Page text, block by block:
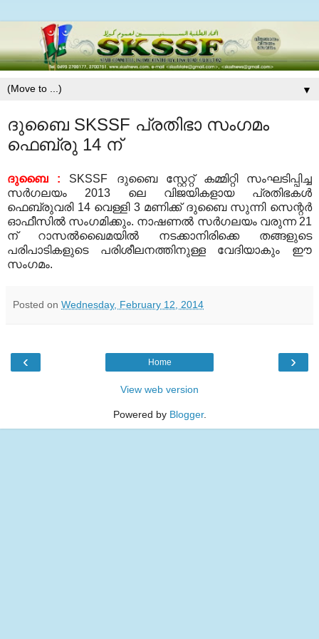
▼
ദുബൈ SKSSF പ്രതിഭാ സംഗമം
ഫെബ്രു 14 ന്
ദുബൈ : SKSSF ദുബൈ സ്റ്റേറ്റ് കമ്മിറ്റി സംഘടിപ്പിച്ച
സര്‍ഗലയം 2013 ലെ വിജയികളായ പ്രതിഭകള്‍
ഫെബ്രുവരി 14 വെള്ളി 3 മണിക്ക് ദുബൈ സുന്നി സെന്റര്‍
ഓഫീസില്‍ സംഗമിക്കും. നാഷണല്‍ സര്‍ഗലയം വരുന്ന 21
ന് റാസല്‍ഖൈമയില്‍ നടക്കാനിരിക്കെ തങ്ങളുടെ
പരിപാടികളുടെ പരിശീലനത്തിനുള്ള വേദിയാകും ഈ
സംഗമം.
Posted on Wednesday, February 12, 2014
‹ ›
Home
View web version
Powered by Blogger.